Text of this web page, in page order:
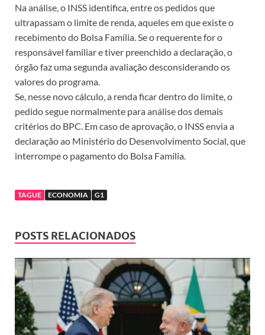
Na análise, o INSS identifica, entre os pedidos que
ultrapassam o limite de renda, aqueles em que existe o
recebimento do Bolsa Família. Se o requerente for o
responsável familiar e tiver preenchido a declaração, o
órgão faz uma segunda avaliação desconsiderando os
valores do programa.
Se, nesse novo cálculo, a renda ficar dentro do limite, o
pedido segue normalmente para análise dos demais
critérios do BPC. Em caso de aprovação, o INSS envia a
declaração ao Ministério do Desenvolvimento Social, que
interrompe o pagamento do Bolsa Família.
TAGUE ECONOMIA G1
POSTS RELACIONADOS